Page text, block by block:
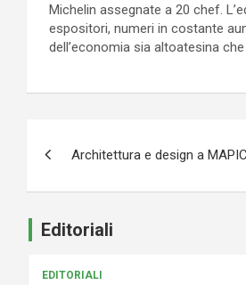
Michelin assegnate a 20 chef.
espositori, numeri in costante
dell’economia sia altoatesina che
Architettura e design a
Editoriali
EDITORIALI